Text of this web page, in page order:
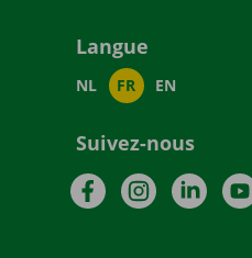
Langue
NL FR EN
Suivez-nous
FacebookInstagram